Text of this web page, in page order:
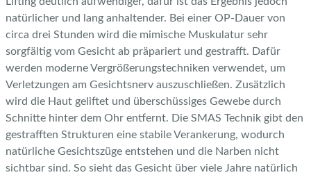
natürlicher und lang anhaltender. Bei einer OP-Dauer von
circa drei Stunden wird die mimische Muskulatur sehr
sorgfältig vom Gesicht ab präpariert und gestrafft. Dafür
werden moderne Vergrößerungstechniken verwendet, um
Verletzungen am Gesichtsnerv auszuschließen. Zusätzlich
wird die Haut geliftet und überschüssiges Gewebe durch
Schnitte hinter dem Ohr entfernt. Die SMAS Technik gibt den
gestrafften Strukturen eine stabile Verankerung, wodurch
natürliche Gesichtszüge entstehen und die Narben nicht
sichtbar sind. So sieht das Gesicht über viele Jahre natürlich